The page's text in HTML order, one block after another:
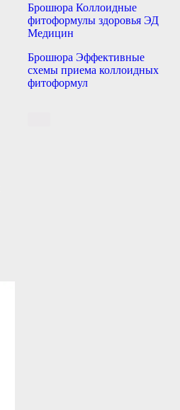
Брошюра Коллоидные
фитоформулы здоровья ЭД
Медицин
Брошюра Эффективные
схемы приема коллоидных
фитоформул